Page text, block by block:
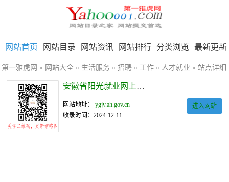
网站首页 网站目录 网站资讯 网站排行 分类浏览 最新更新
第一雅虎网 » 网站大全 » 生活服务 » 招聘 » 工作 » 人才就业 » 站点详细
安徽省阳光就业网上服务大厅
网站地址：ygjy.ah.gov.cn
收录时间：2024-12-11
进入网站